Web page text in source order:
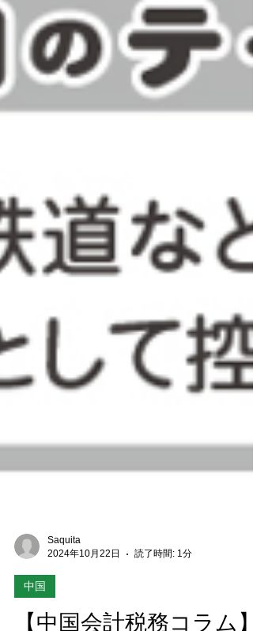
Saquita
中国